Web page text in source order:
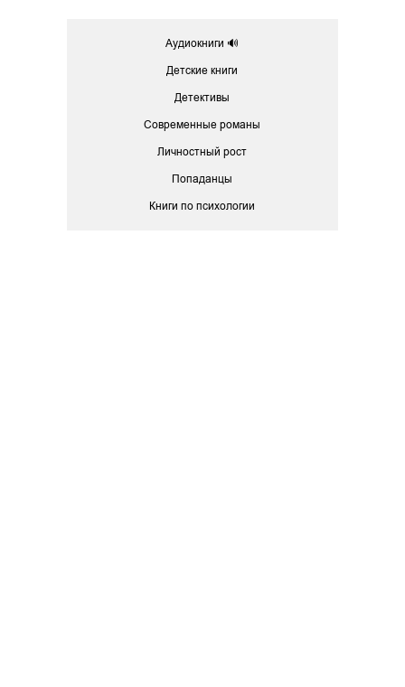
Аудиокниги 🔊
Детские книги
Детективы
Современные романы
Личностный рост
Попаданцы
Книги по психологии